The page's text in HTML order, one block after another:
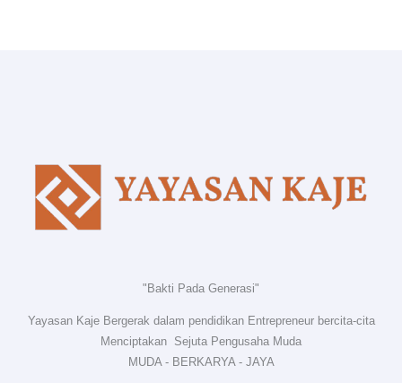
"Bakti Pada Generasi"
Yayasan Kaje Bergerak dalam pendidikan Entrepreneur bercita-cita
Menciptakan Sejuta Pengusaha Muda
MUDA - BERKARYA - JAYA